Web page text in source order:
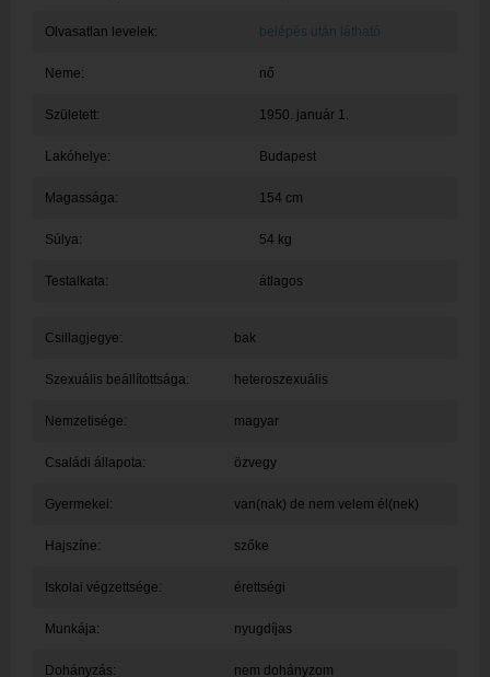
Olvasatlan levelek: belépés után látható
Neme: nő
Született: 1950. január 1.
Lakóhelye: Budapest
Magassága: 154 cm
Súlya: 54 kg
Testalkata: átlagos
Csillagjegye: bak
Szexuális beállítottsága: heteroszexuális
Nemzetisége: magyar
Családi állapota: özvegy
Gyermekei: van(nak) de nem velem él(nek)
Hajszíne: szőke
Iskolai végzettsége: érettségi
Munkája: nyugdíjas
Dohányzás: nem dohányzom